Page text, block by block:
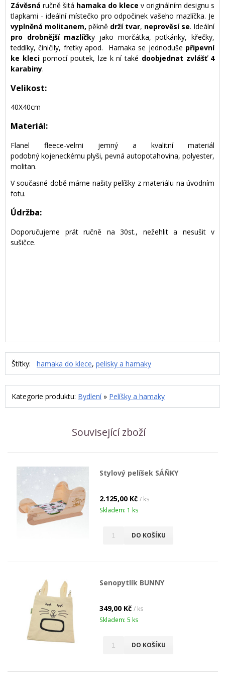
Závěsná ručně šitá hamaka do klece v originálním designu s
tlapkami - ideální místečko pro odpočinek vašeho mazlíčka. Je
vyplněná molitanem, pěkně drží tvar, neprověsí se. Ideální
pro drobnější mazlíčky jako morčátka, potkánky, křečky,
teddíky, činičily, fretky apod. Hamaka se jednoduše připevní
ke kleci pomocí poutek, lze k ní také doobjednat zvlášť 4
karabiny.
Velikost:
40X40cm
Materiál:
Flanel fleece-velmi jemný a kvalitní materiál
podobný kojeneckému plyši, pevná autopotahovina, polyester,
molitan.
V současné době máme našity pelíšky z materiálu na úvodním
fotu.
Údržba:
Doporučujeme prát ručně na 30st., nežehlit a nesušit v
sušičce.
Štítky: hamaka do klece, pelisky a hamaky
Kategorie produktu: Bydlení» Pelíšky a hamaky
Související zboží
Stylový pelíšek SÁŇKY
2.125,00 Kč / ks
Skladem: 1 ks
DO KOŠÍKU
Senopytlík BUNNY
349,00 Kč / ks
Skladem: 5 ks
DO KOŠÍKU